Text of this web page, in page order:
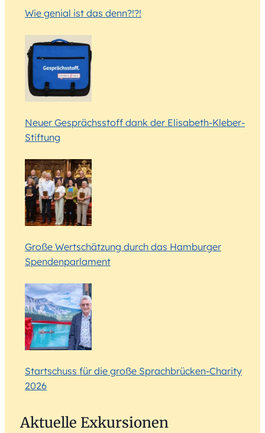
Wie genial ist das denn?!?!
Neuer Gesprächsstoff dank der Elisabeth-Kleber-
Stiftung
Große Wertschätzung durch das Hamburger
Spendenparlament
Startschuss für die große Sprachbrücken-Charity
2026
Aktuelle Exkursionen